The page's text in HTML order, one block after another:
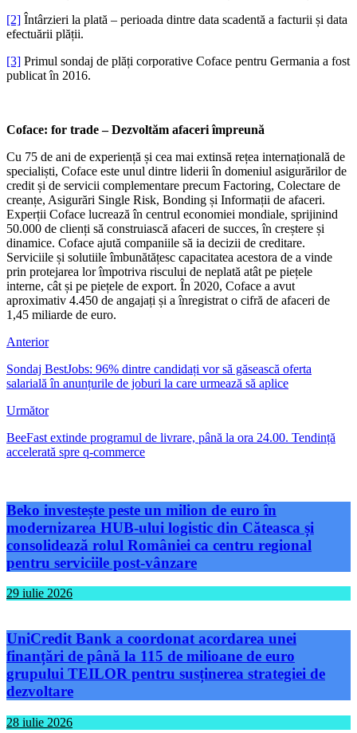
[2] Întârzieri la plată – perioada dintre data scadentă a facturii și data
efectuării plății.
[3] Primul sondaj de plăți corporative Coface pentru Germania a fost
publicat în 2016.
Coface: for trade – Dezvoltăm afaceri împreună
Cu 75 de ani de experiență și cea mai extinsă rețea internațională de
specialiști, Coface este unul dintre liderii în domeniul asigurărilor de
credit și de servicii complementare precum Factoring, Colectare de
creanțe, Asigurări Single Risk, Bonding și Informații de afaceri.
Experții Coface lucrează în centrul economiei mondiale, sprijinind
50.000 de clienți să construiască afaceri de succes, în creștere și
dinamice. Coface ajută companiile să ia decizii de creditare.
Serviciile și solutiile îmbunătățesc capacitatea acestora de a vinde
prin protejarea lor împotriva riscului de neplată atât pe piețele
interne, cât și pe piețele de export. În 2020, Coface a avut
aproximativ 4.450 de angajați și a înregistrat o cifră de afaceri de
1,45 miliarde de euro.
Anterior
Sondaj BestJobs: 96% dintre candidați vor să găsească oferta
salarială în anunțurile de joburi la care urmează să aplice
Următor
BeeFast extinde programul de livrare, până la ora 24.00. Tendință
accelerată spre q-commerce
Beko investește peste un milion de euro în
modernizarea HUB-ului logistic din Căteasca și
consolidează rolul României ca centru regional
pentru serviciile post-vânzare
29 iulie 2026
UniCredit Bank a coordonat acordarea unei
finanțări de până la 115 de milioane de euro
grupului TEILOR pentru susținerea strategiei de
dezvoltare
28 iulie 2026